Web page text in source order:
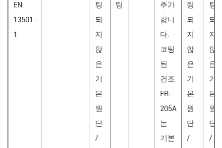
EN
13501-
1
팅
되
지
않
은
기
본
원
단
/
팅
추가
합니
다.
코팅
된
건조
FR-
205A
는
기본
팅
되
지
않
은
기
본
원
단
/
팅
되
지
않
은
기
본
원
단
/